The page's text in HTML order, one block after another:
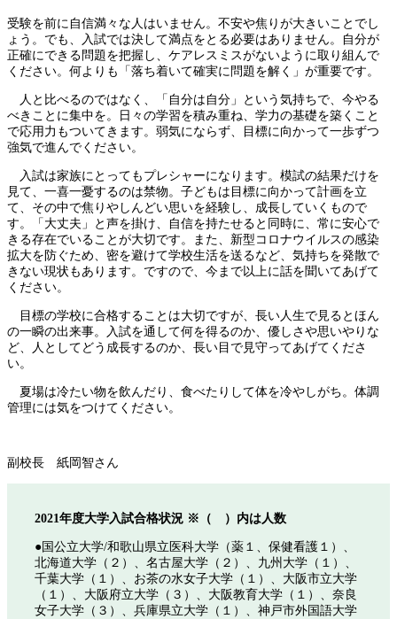
受験を前に自信満々な人はいません。不安や焦りが大きいことでし
ょう。でも、入試では決して満点をとる必要はありません。自分が
正確にできる問題を把握し、ケアレスミスがないように取り組んで
ください。何よりも「落ち着いて確実に問題を解く」が重要です。
人と比べるのではなく、「自分は自分」という気持ちで、今やる
べきことに集中を。日々の学習を積み重ね、学力の基礎を築くこと
で応用力もついてきます。弱気にならず、目標に向かって一歩ずつ
強気で進んでください。
入試は家族にとってもプレシャーになります。模試の結果だけを
見て、一喜一憂するのは禁物。子どもは目標に向かって計画を立
て、その中で焦りやしんどい思いを経験し、成長していくもので
す。「大丈夫」と声を掛け、自信を持たせると同時に、常に安心で
きる存在でいることが大切です。また、新型コロナウイルスの感染
拡大を防ぐため、密を避けて学校生活を送るなど、気持ちを発散で
きない現状もあります。ですので、今まで以上に話を聞いてあげて
ください。
目標の学校に合格することは大切ですが、長い人生で見るとほん
の一瞬の出来事。入試を通して何を得るのか、優しさや思いやりな
ど、人としてどう成長するのか、長い目で見守ってあげてくださ
い。
夏場は冷たい物を飲んだり、食べたりして体を冷やしがち。体調
管理には気をつけてください。
副校長 紙岡智さん
2021年度大学入試合格状況 ※（ ）内は人数
●国公立大学/和歌山県立医科大学（薬１、保健看護１）、
北海道大学（２）、名古屋大学（２）、九州大学（１）、
千葉大学（１）、お茶の水女子大学（１）、大阪市立大学
（１）、大阪府立大学（３）、大阪教育大学（１）、奈良
女子大学（３）、兵庫県立大学（１）、神戸市外国語大学